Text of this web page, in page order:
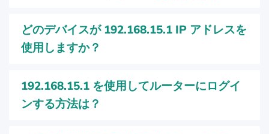
どのデバイスが 192.168.15.1 IP アドレスを
使用しますか？
192.168.15.1 を使用してルーターにログイ
ンする方法は？